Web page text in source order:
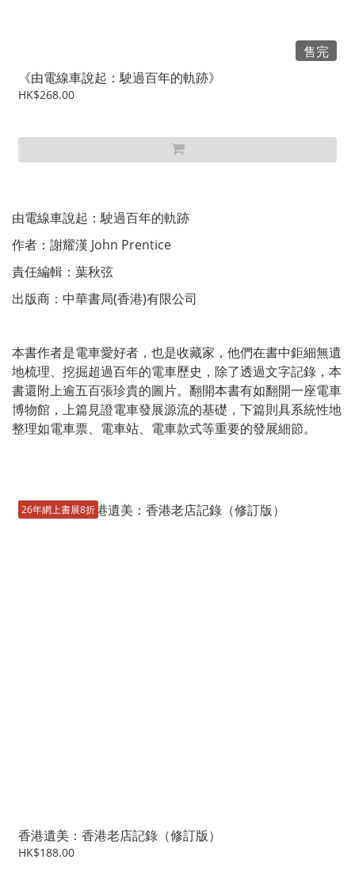
售完
《由電線車說起：駛過百年的軌跡》
HK$268.00
由電線車說起：駛過百年的軌跡
作者：謝耀漢 John Prentice
責任編輯：葉秋弦
出版商：中華書局(香港)有限公司
本書作者是電車愛好者，也是收藏家，他們在書中鉅細無遺
地梳理、挖掘超過百年的電車歷史，除了透過文字記錄，本
書還附上逾五百張珍貴的圖片。翻開本書有如翻開一座電車
博物館，上篇見證電車發展源流的基礎，下篇則具系統性地
整理如電車票、電車站、電車款式等重要的發展細節。
26年網上書展8折
香港遺美：香港老店記錄（修訂版）
HK$188.00